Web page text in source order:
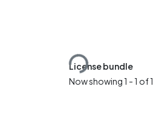
Loading...
License bundle
Now showing1 - 1 of 1